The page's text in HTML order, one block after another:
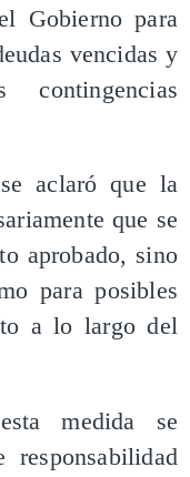
Gobierno para
vencidas y
aclaró que la
que se
aprobado, sino
para posibles
a lo largo del
medida se
responsabilidad